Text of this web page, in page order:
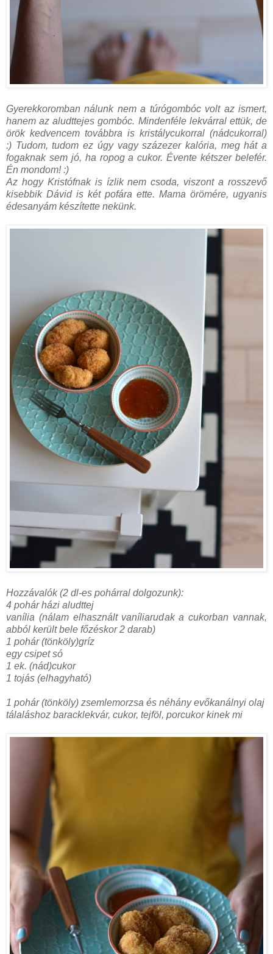
Gyerekkoromban nálunk nem a túrógombóc volt az ismert,
hanem az aludttejes gombóc. Mindenféle lekvárral ettük, de
örök kedvencem továbbra is kristálycukorral (nádcukorral)
:) Tudom, tudom ez úgy vagy százezer kalória, meg hát a
fogaknak sem jó, ha ropog a cukor. Évente kétszer belefér.
Én mondom! :)
Az hogy Kristófnak is ízlik nem csoda, viszont a rosszevő
kisebbik Dávid is két pofára ette. Mama örömére, ugyanis
édesanyám készítette nekünk.
Hozzávalók (2 dl-es pohárral dolgozunk):
4 pohár házi aludttej
vanília (nálam elhasznált vaníliarudak a cukorban vannak,
abból került bele főzéskor 2 darab)
1 pohár (tönköly)gríz
egy csipet só
1 ek. (nád)cukor
1 tojás (elhagyható)
1 pohár (tönköly) zsemlemorzsa és néhány evőkanálnyi olaj
tálaláshoz baracklekvár, cukor, tejföl, porcukor kinek mi